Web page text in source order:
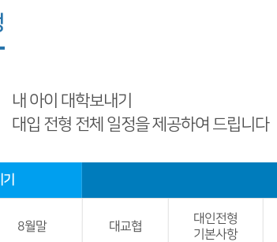
내 아이 대학보내기
대입 전형 전체 일정을 제공하여 드립니다
8월말 대교협
대인전형
기본사항